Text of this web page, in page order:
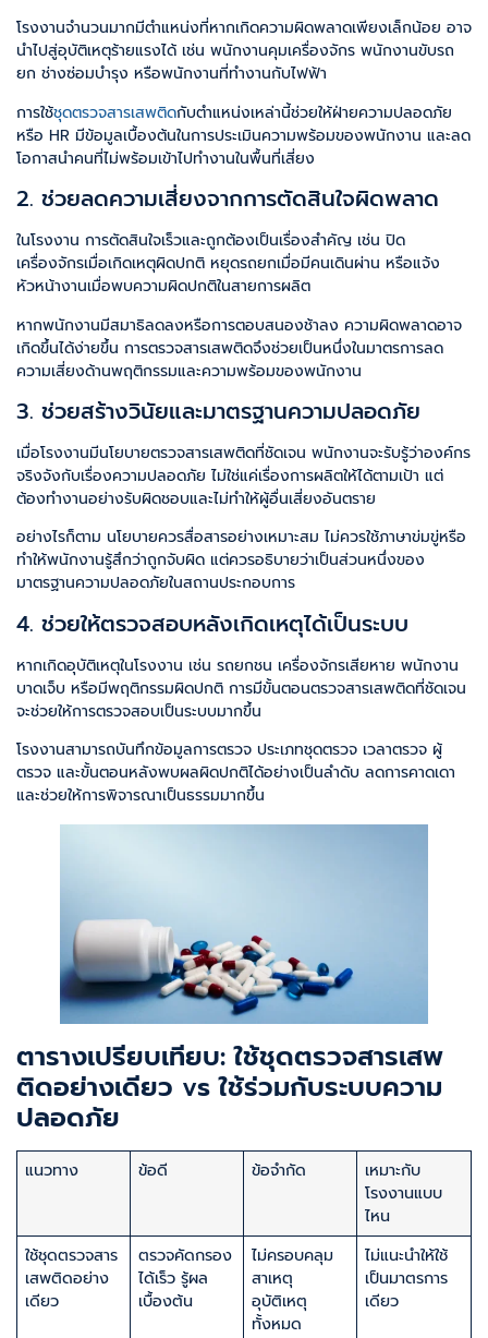
โรงงานจำนวนมากมีตำแหน่งที่หากเกิดความผิดพลาดเพียงเล็กน้อย อาจ
นำไปสู่อุบัติเหตุร้ายแรงได้ เช่น พนักงานคุมเครื่องจักร พนักงานขับรถ
ยก ช่างซ่อมบำรุง หรือพนักงานที่ทำงานกับไฟฟ้า
การใช้ชุดตรวจสารเสพติดกับตำแหน่งเหล่านี้ช่วยให้ฝ่ายความปลอดภัย
หรือ HR มีข้อมูลเบื้องต้นในการประเมินความพร้อมของพนักงาน และลด
โอกาสนำคนที่ไม่พร้อมเข้าไปทำงานในพื้นที่เสี่ยง
2. ช่วยลดความเสี่ยงจากการตัดสินใจผิดพลาด
ในโรงงาน การตัดสินใจเร็วและถูกต้องเป็นเรื่องสำคัญ เช่น ปิด
เครื่องจักรเมื่อเกิดเหตุผิดปกติ หยุดรถยกเมื่อมีคนเดินผ่าน หรือแจ้ง
หัวหน้างานเมื่อพบความผิดปกติในสายการผลิต
หากพนักงานมีสมาธิลดลงหรือการตอบสนองช้าลง ความผิดพลาดอาจ
เกิดขึ้นได้ง่ายขึ้น การตรวจสารเสพติดจึงช่วยเป็นหนึ่งในมาตรการลด
ความเสี่ยงด้านพฤติกรรมและความพร้อมของพนักงาน
3. ช่วยสร้างวินัยและมาตรฐานความปลอดภัย
เมื่อโรงงานมีนโยบายตรวจสารเสพติดที่ชัดเจน พนักงานจะรับรู้ว่าองค์กร
จริงจังกับเรื่องความปลอดภัย ไม่ใช่แค่เรื่องการผลิตให้ได้ตามเป้า แต่
ต้องทำงานอย่างรับผิดชอบและไม่ทำให้ผู้อื่นเสี่ยงอันตราย
อย่างไรก็ตาม นโยบายควรสื่อสารอย่างเหมาะสม ไม่ควรใช้ภาษาข่มขู่หรือ
ทำให้พนักงานรู้สึกว่าถูกจับผิด แต่ควรอธิบายว่าเป็นส่วนหนึ่งของ
มาตรฐานความปลอดภัยในสถานประกอบการ
4. ช่วยให้ตรวจสอบหลังเกิดเหตุได้เป็นระบบ
หากเกิดอุบัติเหตุในโรงงาน เช่น รถยกชน เครื่องจักรเสียหาย พนักงาน
บาดเจ็บ หรือมีพฤติกรรมผิดปกติ การมีขั้นตอนตรวจสารเสพติดที่ชัดเจน
จะช่วยให้การตรวจสอบเป็นระบบมากขึ้น
โรงงานสามารถบันทึกข้อมูลการตรวจ ประเภทชุดตรวจ เวลาตรวจ ผู้
ตรวจ และขั้นตอนหลังพบผลผิดปกติได้อย่างเป็นลำดับ ลดการคาดเดา
และช่วยให้การพิจารณาเป็นธรรมมากขึ้น
ตารางเปรียบเทียบ: ใช้ชุดตรวจสารเสพ
ติดอย่างเดียว vs ใช้ร่วมกับระบบความ
ปลอดภัย
แนวทาง ข้อดี ข้อจำกัด
เหมาะกับ
โรงงานแบบ
ไหน
ใช้ชุดตรวจสาร
เสพติดอย่าง
เดียว
ตรวจคัดกรอง
ได้เร็ว รู้ผล
เบื้องต้น
ไม่ครอบคลุม
สาเหตุ
อุบัติเหตุ
ทั้งหมด
ไม่แนะนำให้ใช้
เป็นมาตรการ
เดียว